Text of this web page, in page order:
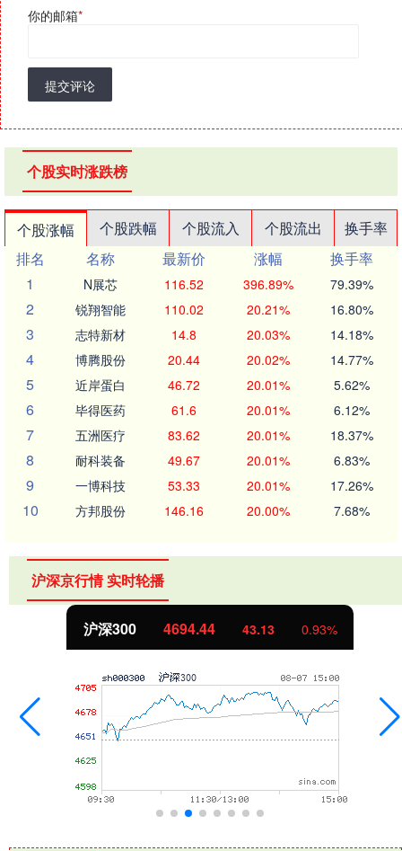
你的邮箱*
提交评论
个股实时涨跌榜
个股涨幅 个股跌幅 个股流入 个股流出
换手率
排名
名称 最新价 涨幅
换手率
1
N展芯 116.52 396.89% 79.39%
2 锐翔智能 110.02 20.21% 16.80%
3 志特新材 14.8 20.03% 14.18%
4 博腾股份 20.44 20.02% 14.77%
5 近岸蛋白 46.72 20.01% 5.62%
6 毕得医药 61.6 20.01% 6.12%
7 五洲医疗 83.62 20.01% 18.37%
8 耐科装备 49.67 20.01% 6.83%
9 一博科技 53.33 20.01% 17.26%
10 方邦股份 146.16 20.00% 7.68%
沪深京行情 实时轮播
沪深300 4694.44 43.13 0.93%